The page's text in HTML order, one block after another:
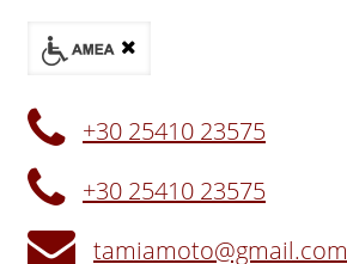
+30 25410 23575
+30 25410 23575
tamiamoto@gmail.com